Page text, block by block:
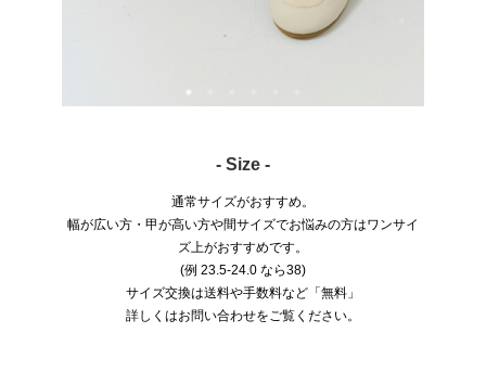
- Size -
通常サイズがおすすめ。
幅が広い方・甲が高い方や間サイズでお悩みの方はワンサイ
ズ上がおすすめです。
(例 23.5-24.0 なら38)
サイズ交換は送料や手数料など「無料」
詳しくはお問い合わせをご覧ください。